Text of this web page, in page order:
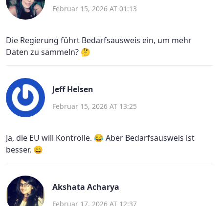
Februar 15, 2026 AT 01:13
Die Regierung führt Bedarfsausweis ein, um mehr
Daten zu sammeln? 🤔
Jeff Helsen
Februar 15, 2026 AT 13:25
Ja, die EU will Kontrolle. 😂 Aber Bedarfsausweis ist
besser. 😄
Akshata Acharya
Februar 17, 2026 AT 12:37